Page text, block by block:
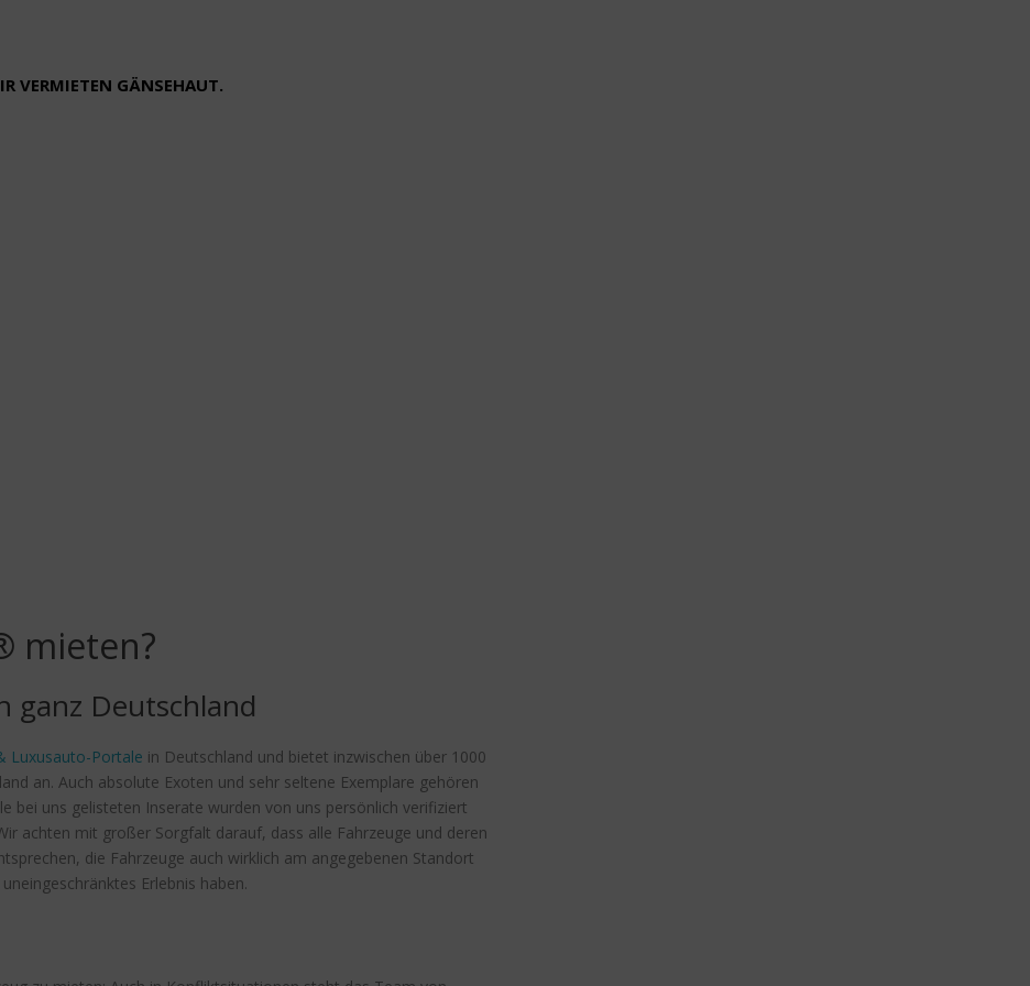
VERMIETEN GÄNSEHAUT.
mieten?
ganz Deutschland
Luxusauto-Portale in Deutschland und bietet inzwischen über 1000
an. Auch absolute Exoten und sehr seltene Exemplare gehören
bei uns gelisteten Inserate wurden von uns persönlich verifiziert
achten mit großer Sorgfalt darauf, dass alle Fahrzeuge und deren
die Fahrzeuge auch wirklich am angegebenen Standort
Erlebnis haben.